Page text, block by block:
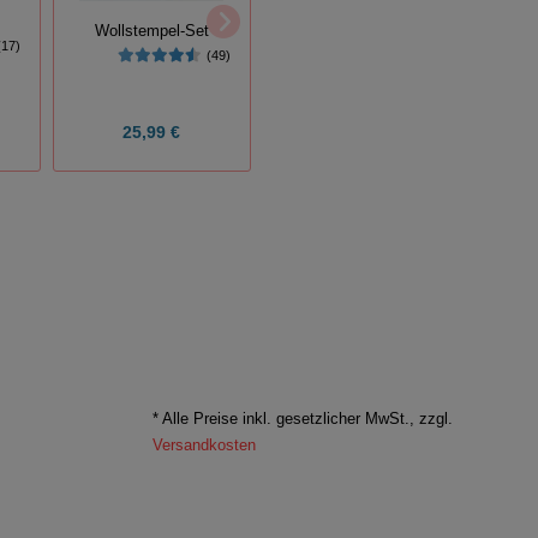
Wollstempel-Set
(49)
25,99 €
* Alle Preise inkl. gesetzlicher MwSt., zzgl.
Versandkosten